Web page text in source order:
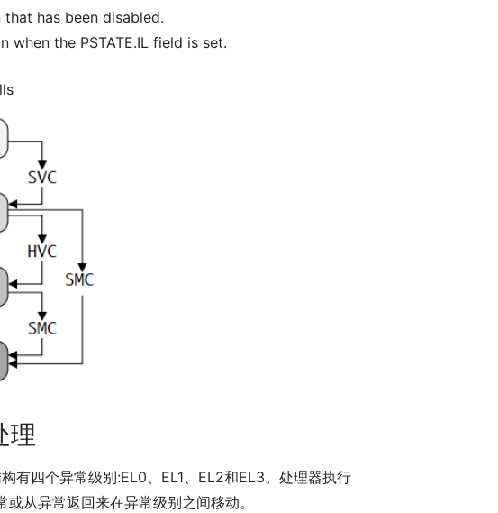
has been disabled.
when the PSTATE.IL field is set.
理
有四个异常级别:EL0、EL1、EL2和EL3。处理器执行
或从异常返回来在异常级别之间移动。